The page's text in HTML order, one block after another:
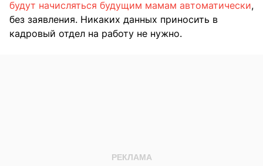
будут начисляться будущим мамам автоматически,
без заявления. Никаких данных приносить в
кадровый отдел на работу не нужно.